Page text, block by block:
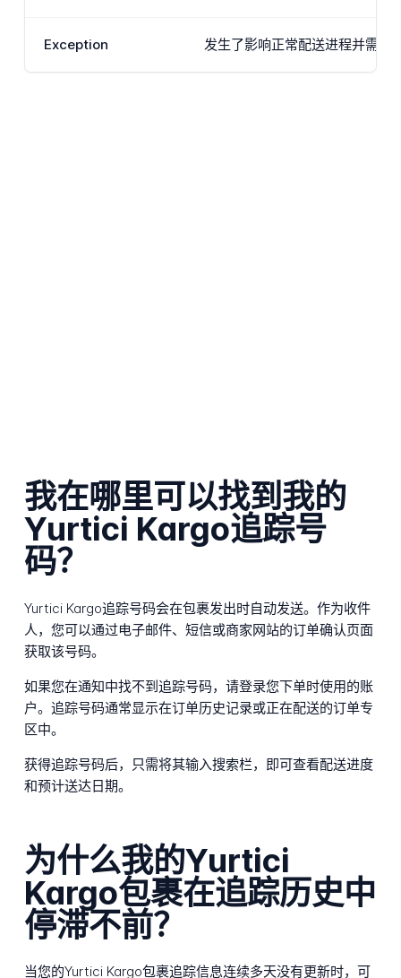
Exception 发生了影响正常配送进程并需要
我在哪里可以找到我的
Yurtici Kargo追踪号
码？
Yurtici Kargo追踪号码会在包裹发出时自动发送。作为收件
人，您可以通过电子邮件、短信或商家网站的订单确认页面
获取该号码。
如果您在通知中找不到追踪号码，请登录您下单时使用的账
户。追踪号码通常显示在订单历史记录或正在配送的订单专
区中。
获得追踪号码后，只需将其输入搜索栏，即可查看配送进度
和预计送达日期。
为什么我的Yurtici
Kargo包裹在追踪历史中
停滞不前？
当您的Yurtici Kargo包裹追踪信息连续多天没有更新时，可